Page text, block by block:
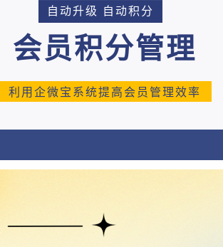
自动升级 自动积分
会员积分管理
利用企微宝系统提高会员管理效率